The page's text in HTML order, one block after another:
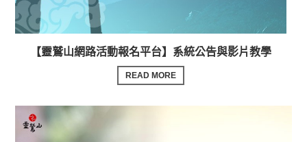
【靈鷲山網路活動報名平台】系統公告與影片教學
READ MORE